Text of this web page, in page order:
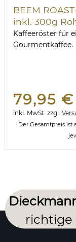
BEEM
inkl. 300g
Kaffeeröster für
Gourmentkaffee.
79,95 €
inkl. MwSt. zzgl.
Der Gesamtpreis
richtige